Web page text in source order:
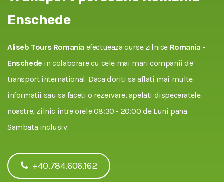
Enschede
Aliseb Tours Romania efectueaza curse zilnice Romania -
Enschede in colaborare cu cele mai mari companii de
transport international. Daca doriti sa aflati mai multe
informatii sau sa faceti o rezervare, apelati dispeceratele
noastre, zilnic intre orele 08:30 - 20:00 de Luni pana
Sambata inclusiv.
+40.784.606.162